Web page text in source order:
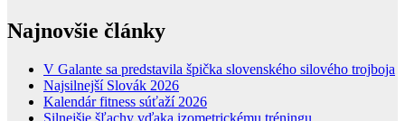
Najnovšie články
V Galante sa predstavila špička slovenského silového trojboja
Najsilnejší Slovák 2026
Kalendár fitness súťaží 2026
Silnejšie šľachy vďaka izometrickému tréningu